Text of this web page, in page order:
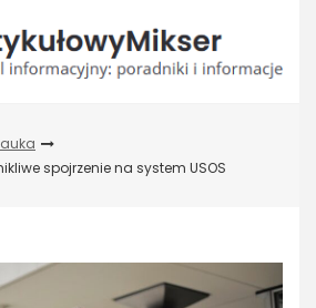
spojrzenie na system USOS